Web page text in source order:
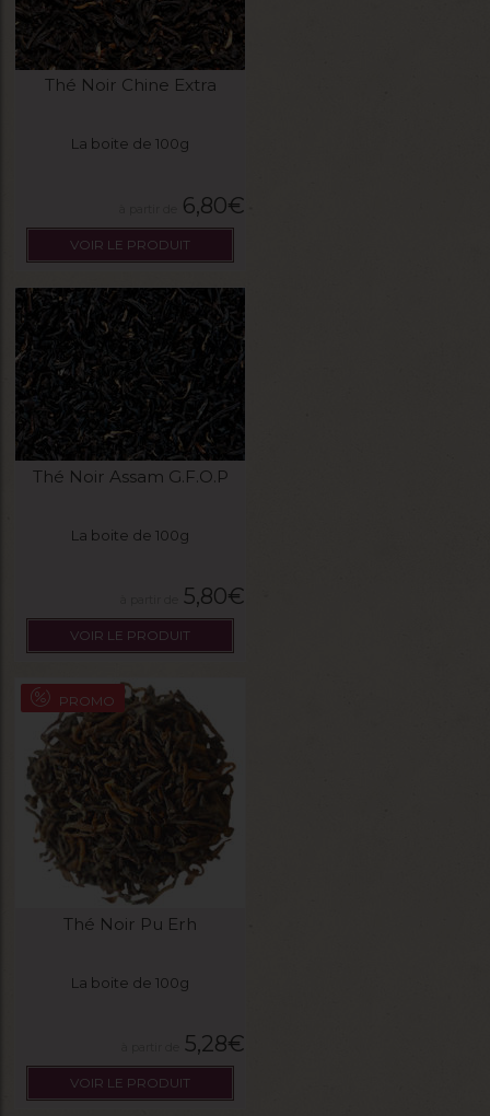
Thé Noir Chine Extra
La boite de 100g
6,80€
VOIR LE PRODUIT
Thé Noir Assam G.F.O.P
La boite de 100g
5,80€
VOIR LE PRODUIT
PROMO
Thé Noir Pu Erh
La boite de 100g
5,28€
VOIR LE PRODUIT